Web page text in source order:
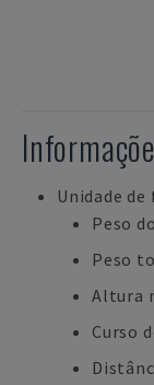
Unidade de
Peso
Peso
Altura
Curso